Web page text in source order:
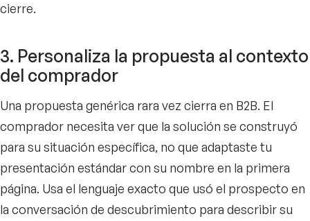
cierre.
3. Personaliza la propuesta al contexto
del comprador
Una propuesta genérica rara vez cierra en B2B. El
comprador necesita ver que la solución se construyó
para su situación específica, no que adaptaste tu
presentación estándar con su nombre en la primera
página. Usa el lenguaje exacto que usó el prospecto en
la conversación de descubrimiento para describir su